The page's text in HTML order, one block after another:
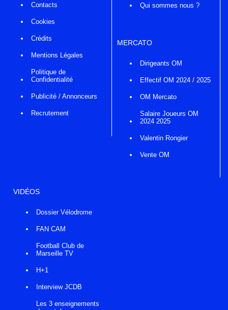
Contacts
Cookies
Crédits
Mentions Légales
Politique de
Confidentialité
Publicité / Annonceurs
Recrutement
Qui sommes nous ?
MERCATO
Dirigeants OM
Effectif OM 2024 / 2025
OM Mercato
Salaire Joueurs OM
2024 2025
Valentin Rongier
Vente OM
VIDÉOS
Dossier Vélodrome
FAN CAM
Football Club de
Marseille TV
H+1
Interview JCDB
Les 3 enseignements